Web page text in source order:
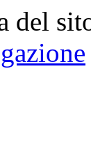
del